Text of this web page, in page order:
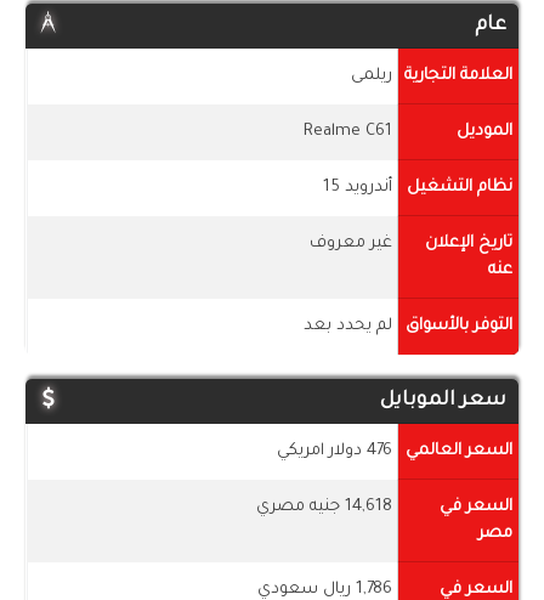
عام
العلامة التجارية ريلمى
الموديل Realme C61
نظام التشغيل أندرويد 15
تاريخ الإعلان
عنه
غير معروف
التوفر بالأسواق لم يحدد بعد
سعر الموبايل
السعر العالمي 476 دولار امريكي
السعر في
مصر
14,618 جنيه مصري
السعر في
1,786 ريال سعودي